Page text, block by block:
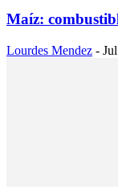
Maíz:
Lourdes Mendez -